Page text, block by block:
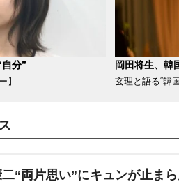
分”
】
岡田将生、韓
玄理と語る“韓
“両片思い”にキュンが止まら